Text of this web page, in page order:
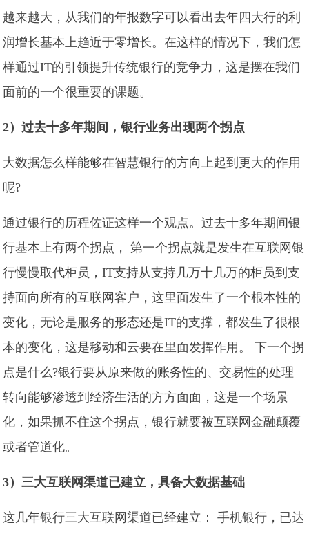
越来越大，从我们的年报数字可以看出去年四大行的利
润增长基本上趋近于零增长。在这样的情况下，我们怎
样通过IT的引领提升传统银行的竞争力，这是摆在我们
面前的一个很重要的课题。
2）过去十多年期间，银行业务出现两个拐点
大数据怎么样能够在智慧银行的方向上起到更大的作用
呢?
通过银行的历程佐证这样一个观点。过去十多年期间银
行基本上有两个拐点， 第一个拐点就是发生在互联网银
行慢慢取代柜员，IT支持从支持几万十几万的柜员到支
持面向所有的互联网客户，这里面发生了一个根本性的
变化，无论是服务的形态还是IT的支撑，都发生了很根
本的变化，这是移动和云要在里面发挥作用。 下一个拐
点是什么?银行要从原来做的账务性的、交易性的处理
转向能够渗透到经济生活的方方面面，这是一个场景
化，如果抓不住这个拐点，银行就要被互联网金融颠覆
或者管道化。
3）三大互联网渠道已建立，具备大数据基础
这几年银行三大互联网渠道已经建立： 手机银行，已达